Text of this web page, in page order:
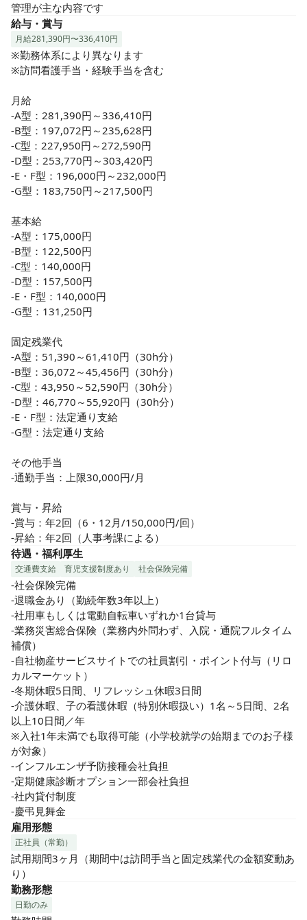
管理が主な内容です
給与・賞与
月給281,390円〜336,410円
※勤務体系により異なります
※訪問看護手当・経験手当を含む
月給
-A型：281,390円～336,410円
-B型：197,072円～235,628円
-C型：227,950円～272,590円
-D型：253,770円～303,420円
-E・F型：196,000円～232,000円
-G型：183,750円～217,500円
基本給
-A型：175,000円
-B型：122,500円
-C型：140,000円
-D型：157,500円
-E・F型：140,000円
-G型：131,250円
固定残業代
-A型：51,390～61,410円（30h分）
-B型：36,072～45,456円（30h分）
-C型：43,950～52,590円（30h分）
-D型：46,770～55,920円（30h分）
-E・F型：法定通り支給
-G型：法定通り支給
その他手当
-通勤手当：上限30,000円/月
賞与・昇給
-賞与：年2回（6・12月/150,000円/回）
-昇給：年2回（人事考課による）
待遇・福利厚生
交通費支給 育児支援制度あり 社会保険完備
-社会保険完備
-退職金あり（勤続年数3年以上）
-社用車もしくは電動自転車いずれか1台貸与
-業務災害総合保険（業務内外問わず、入院・通院フルタイム
補償）
-自社物産サービスサイトでの社員割引・ポイント付与（リロ
カルマーケット）
-冬期休暇5日間、リフレッシュ休暇3日間
-介護休暇、子の看護休暇（特別休暇扱い）1名～5日間、2名
以上10日間／年
※入社1年未満でも取得可能（小学校就学の始期までのお子様
が対象）
-インフルエンザ予防接種会社負担
-定期健康診断オプション一部会社負担
-社内貸付制度
-慶弔見舞金
雇用形態
正社員（常勤）
試用期間3ヶ月（期間中は訪問手当と固定残業代の金額変動あ
り）
勤務形態
日勤のみ